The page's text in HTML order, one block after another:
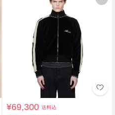
¥69,300送料込